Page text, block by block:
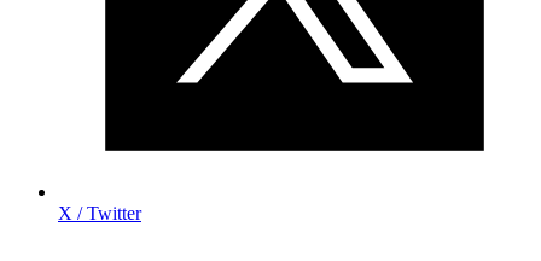
X / Twitter